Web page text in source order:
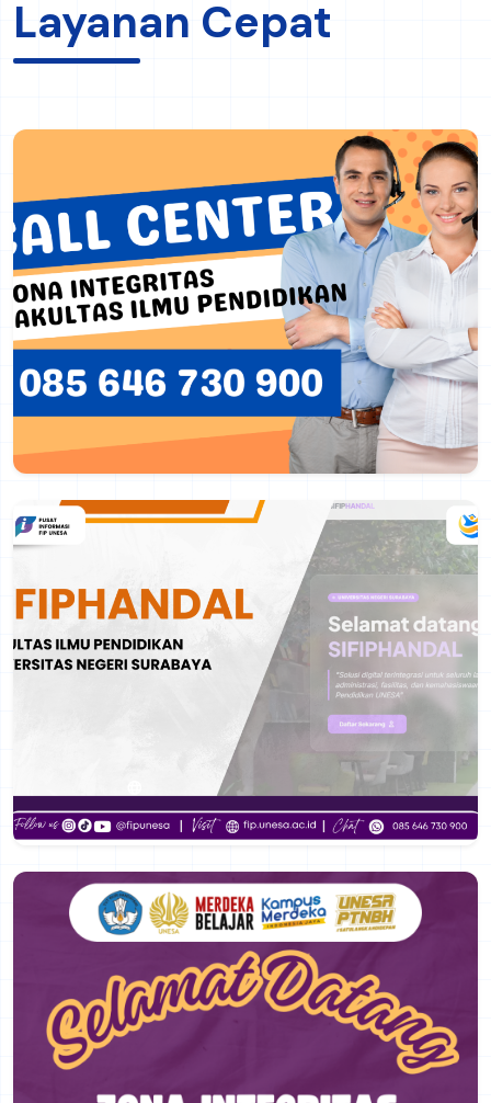
Penguatan Kapasitas Organisasi
Kemahasiswaan (PPK Ormawa) DP...
Berita Selengkapnya
Layanan Cepat
Chat WhatsApp
0856-4673-0900